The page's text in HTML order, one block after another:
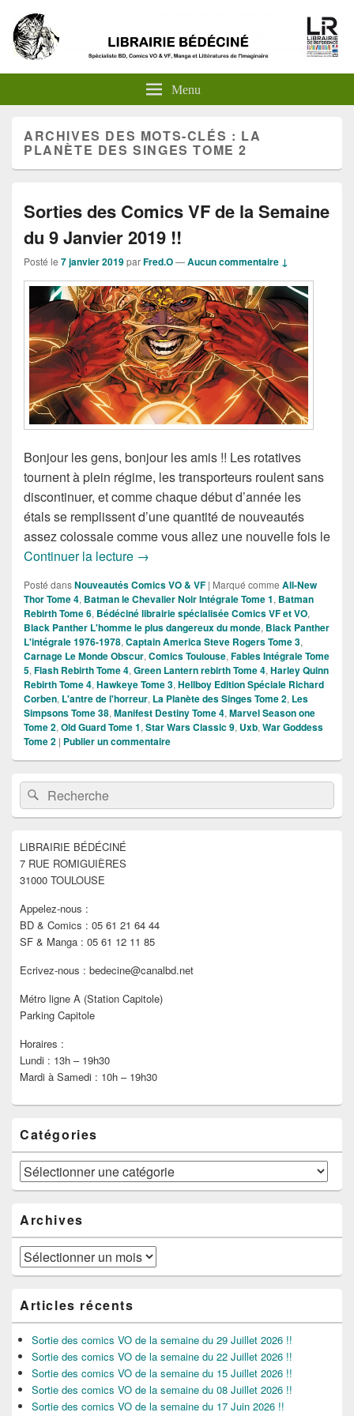
Menu
ARCHIVES DES MOTS-CLÉS : LA
PLANÈTE DES SINGES TOME 2
Sorties des Comics VF de la Semaine
du 9 Janvier 2019 !!
Posté le 7 janvier 2019parFred.O—Aucun commentaire ↓
Bonjour les gens, bonjour les amis !! Les rotatives
tournent à plein régime, les transporteurs roulent sans
discontinuer, et comme chaque début d’année les
étals se remplissent d’une quantité de nouveautés
assez colossale comme vous allez une nouvelle fois le
Continuer la lecture Sorties des Comics VF de la
→
Posté dansNouveautés Comics VO & VF | Marqué comme All-New
Thor Tome 4, Batman le Chevalier Noir Intégrale Tome 1, Batman
Rebirth Tome 6, Bédéciné librairie spécialisée Comics VF et VO,
Black Panther L'homme le plus dangereux du monde, Black Panther
L'intégrale 1976-1978, Captain America Steve Rogers Tome 3,
Carnage Le Monde Obscur, Comics Toulouse, Fables Intégrale Tome
5, Flash Rebirth Tome 4, Green Lantern rebirth Tome 4, Harley Quinn
Rebirth Tome 4, Hawkeye Tome 3, Hellboy Edition Spéciale Richard
Corben, L'antre de l'horreur, La Planète des Singes Tome 2, Les
Simpsons Tome 38, Manifest Destiny Tome 4, Marvel Season one
Tome 2, Old Guard Tome 1, Star Wars Classic 9, Uxb, War Goddess
Tome 2 | Publier un commentaire
Zone
principale
de
widget
barre
latérale
Recherche :Rechercher
LIBRAIRIE BÉDÉCINÉ
7 RUE ROMIGUIÈRES
31000 TOULOUSE
Appelez-nous :
BD & Comics : 05 61 21 64 44
SF & Manga : 05 61 12 11 85
Ecrivez-nous : bedecine@canalbd.net
Métro ligne A (Station Capitole)
Parking Capitole
Horaires :
Lundi : 13h – 19h30
Mardi à Samedi : 10h – 19h30
Catégories
Catégories
Archives
Archives
Articles récents
Sortie des comics VO de la semaine du 29 Juillet 2026 !!
Sortie des comics VO de la semaine du 22 Juillet 2026 !!
Sortie des comics VO de la semaine du 15 Juillet 2026 !!
Sortie des comics VO de la semaine du 08 Juillet 2026 !!
Sortie des comics VO de la semaine du 17 Juin 2026 !!